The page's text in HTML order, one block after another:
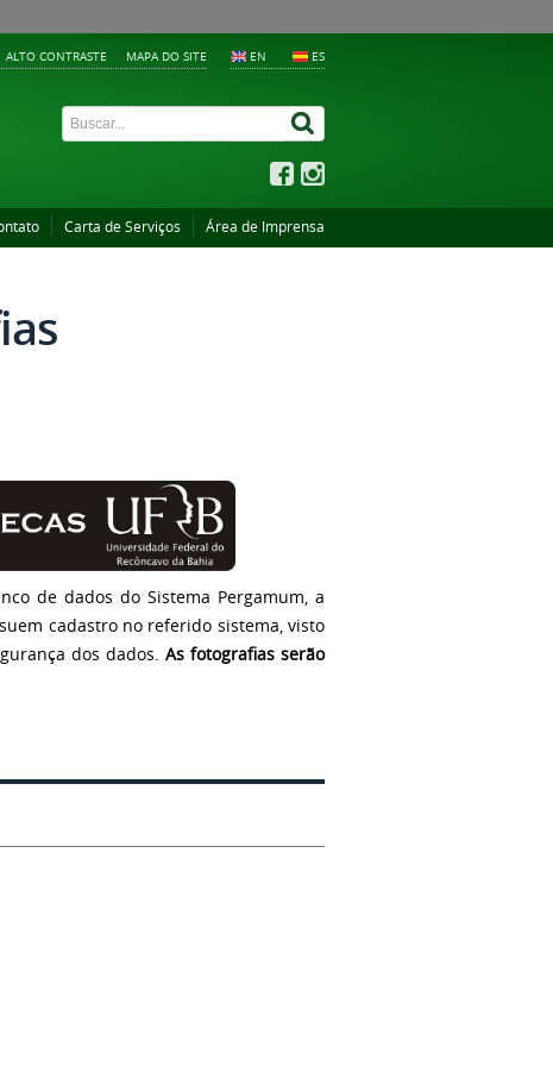
EN ES
ALTO CONTRASTE MAPA DO SITE
Carta de Serviços Área de Imprensa
de dados do Sistema Pergamum, a
cadastro no referido sistema, visto
dos dados. As fotografias serão